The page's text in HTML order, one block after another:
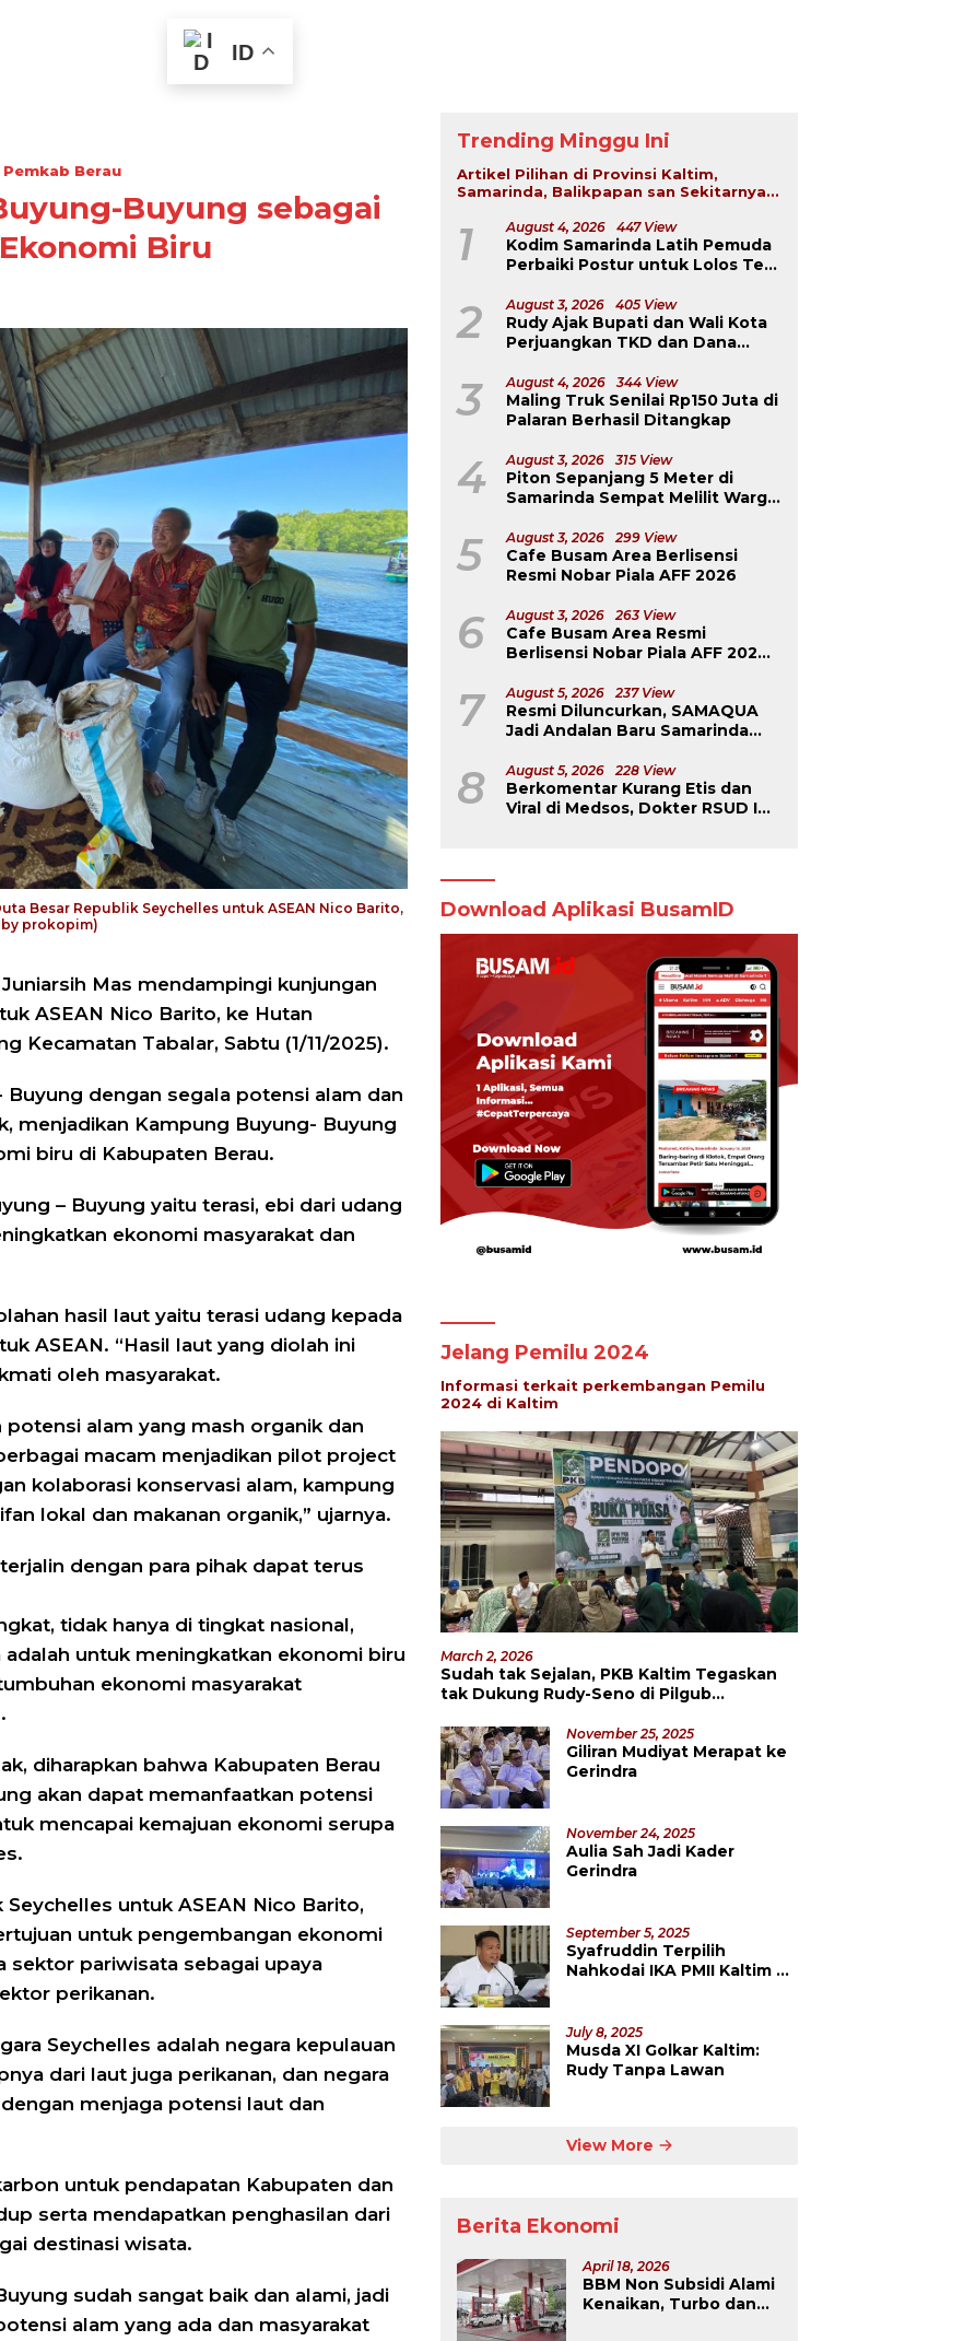
ID
Pemkab Berau
Buyung sebagai
Biru
Besar Republik Seychelles untuk ASEAN Nico Barito,
prokopim)
Mas mendampingi kunjungan
ASEAN Nico Barito, ke Hutan
Kecamatan Tabalar, Sabtu (1/11/2025).
dengan segala potensi alam dan
menjadikan Kampung Buyung- Buyung
biru di Kabupaten Berau.
– Buyung yaitu terasi, ebi dari udang
ekonomi masyarakat dan
hasil laut yaitu terasi udang kepada
ASEAN. “Hasil laut yang diolah ini
oleh masyarakat.
alam yang mash organik dan
macam menjadikan pilot project
kolaborasi konservasi alam, kampung
lokal dan makanan organik,” ujarnya.
dengan para pihak dapat terus
tidak hanya di tingkat nasional,
untuk meningkatkan ekonomi biru
ekonomi masyarakat
diharapkan bahwa Kabupaten Berau
akan dapat memanfaatkan potensi
mencapai kemajuan ekonomi serupa
untuk ASEAN Nico Barito,
untuk pengembangan ekonomi
sektor pariwisata sebagai upaya
perikanan.
Seychelles adalah negara kepulauan
dari laut juga perikanan, dan negara
menjaga potensi laut dan
untuk pendapatan Kabupaten dan
serta mendapatkan penghasilan dari
destinasi wisata.
sudah sangat baik dan alami, jadi
alam yang ada dan masyarakat
Trending Minggu Ini
Artikel Pilihan di Provinsi Kaltim,
Samarinda, Balikpapan san Sekitarnya...
1 August 4, 2026 447 View
Kodim Samarinda Latih Pemuda
Perbaiki Postur untuk Lolos Tes
2 August 3, 2026 405 View
Rudy Ajak Bupati dan Wali Kota
Perjuangkan TKD dan Dana
3 August 4, 2026 344 View
Maling Truk Senilai Rp150 Juta di
Palaran Berhasil Ditangkap
4 August 3, 2026 315 View
Piton Sepanjang 5 Meter di
Samarinda Sempat Melilit Warga
5 August 3, 2026 299 View
Cafe Busam Area Berlisensi
Resmi Nobar Piala AFF 2026
6 August 3, 2026 263 View
Cafe Busam Area Resmi
Berlisensi Nobar Piala AFF 2026,
Samarinda
7 August 5, 2026 237 View
Resmi Diluncurkan, SAMAQUA
Jadi Andalan Baru Samarinda
8 August 5, 2026 228 View
Berkomentar Kurang Etis dan
Viral di Medsos, Dokter RSUD IA
Download Aplikasi BusamID
Jelang Pemilu 2024
Informasi terkait perkembangan Pemilu
2024 di Kaltim
March 2, 2026
Sudah tak Sejalan, PKB Kaltim Tegaskan
tak Dukung Rudy-Seno di Pilgub
November 25, 2025
Giliran Mudiyat Merapat ke
Gerindra
November 24, 2025
Aulia Sah Jadi Kader
Gerindra
September 5, 2025
Syafruddin Terpilih
Nahkodai IKA PMII Kaltim 5
July 8, 2025
Musda XI Golkar Kaltim:
Rudy Tanpa Lawan
View More
Berita Ekonomi
April 18, 2026
BBM Non Subsidi Alami
Kenaikan, Turbo dan